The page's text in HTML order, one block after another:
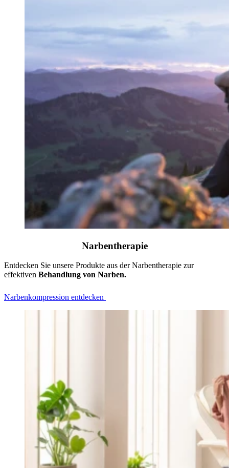
Narbentherapie
Entdecken Sie unsere Produkte aus der Narbentherapie zur
effektiven Behandlung von Narben.
Narbenkompression entdecken